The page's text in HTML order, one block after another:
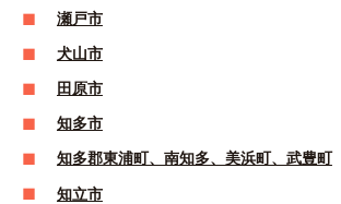
瀬戸市
犬山市
田原市
知多市
知多郡東浦町、南知多、美浜町、武豊町
知立市